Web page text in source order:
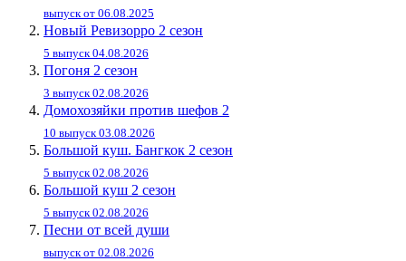
выпуск от 06.08.2025
Новый Ревизорро 2 сезон
5 выпуск 04.08.2026
Погоня 2 сезон
3 выпуск 02.08.2026
Домохозяйки против шефов 2
10 выпуск 03.08.2026
Большой куш. Бангкок 2 сезон
5 выпуск 02.08.2026
Большой куш 2 сезон
5 выпуск 02.08.2026
Песни от всей души
выпуск от 02.08.2026